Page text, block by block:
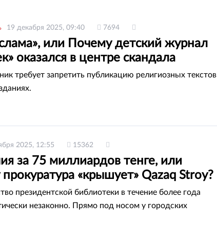
19 декабря 2025, 09:40 7694
или Почему детский журнал
оказался в центре скандала
требует запретить публикацию религиозных текстов
2025, 12:55 15362
за 75 миллиардов тенге, или
«крышует» Qazaq Stroy?
президентской библиотеки в течение более года
незаконно. Прямо под носом у городских